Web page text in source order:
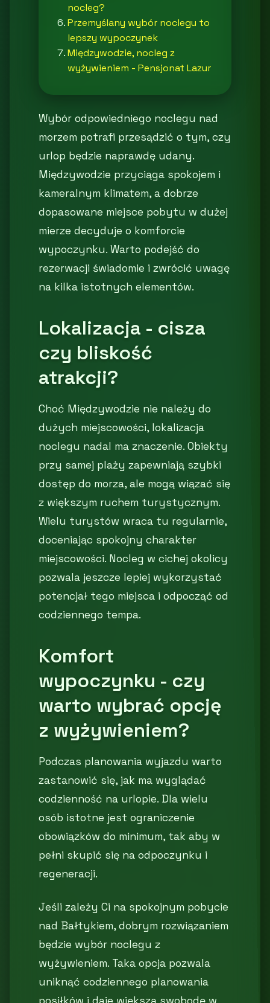
nocleg?
Przemyślany wybór noclegu to
lepszy wypoczynek
Międzywodzie, nocleg z
wyżywieniem - Pensjonat Lazur
Wybór odpowiedniego noclegu nad
morzem potrafi przesądzić o tym, czy
urlop będzie naprawdę udany.
Międzywodzie przyciąga spokojem i
kameralnym klimatem, a dobrze
dopasowane miejsce pobytu w dużej
mierze decyduje o komforcie
wypoczynku. Warto podejść do
rezerwacji świadomie i zwrócić uwagę
na kilka istotnych elementów.
Lokalizacja - cisza
czy bliskość
atrakcji?
Choć Międzywodzie nie należy do
dużych miejscowości, lokalizacja
noclegu nadal ma znaczenie. Obiekty
przy samej plaży zapewniają szybki
dostęp do morza, ale mogą wiązać się
z większym ruchem turystycznym.
Wielu turystów wraca tu regularnie,
doceniając spokojny charakter
miejscowości. Nocleg w cichej okolicy
pozwala jeszcze lepiej wykorzystać
potencjał tego miejsca i odpocząć od
codziennego tempa.
Komfort
wypoczynku - czy
warto wybrać opcję
z wyżywieniem?
Podczas planowania wyjazdu warto
zastanowić się, jak ma wyglądać
codzienność na urlopie. Dla wielu
osób istotne jest ograniczenie
obowiązków do minimum, tak aby w
pełni skupić się na odpoczynku i
regeneracji.
Jeśli zależy Ci na spokojnym pobycie
nad Bałtykiem, dobrym rozwiązaniem
będzie wybór noclegu z
wyżywieniem. Taka opcja pozwala
uniknąć codziennego planowania